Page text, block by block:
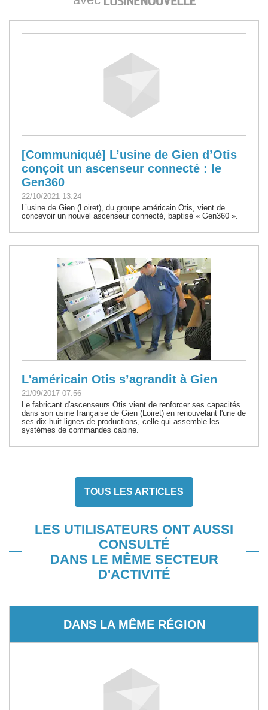
[Communiqué] L’usine de Gien d’Otis
conçoit un ascenseur connecté : le
Gen360
22/10/2021 13:24
L’usine de Gien (Loiret), du groupe américain Otis, vient de
concevoir un nouvel ascenseur connecté, baptisé « Gen360 ».
L'américain Otis s’agrandit à Gien
21/09/2017 07:56
Le fabricant d'ascenseurs Otis vient de renforcer ses capacités
dans son usine française de Gien (Loiret) en renouvelant l'une de
ses dix-huit lignes de productions, celle qui assemble les
systèmes de commandes cabine.
TOUS LES ARTICLES
LES UTILISATEURS ONT AUSSI
CONSULTÉ
DANS LE MÊME SECTEUR
D'ACTIVITÉ
DANS LA MÊME RÉGION